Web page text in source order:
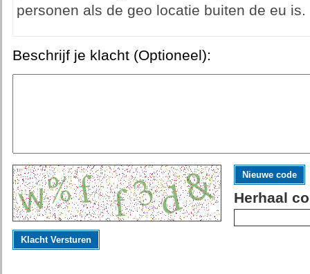
personen als de geo locatie buiten de eu is.
Beschrijf je klacht (Optioneel):
Nieuwe code
Herhaal
Klacht Versturen